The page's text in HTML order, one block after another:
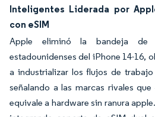
Inteligentes Liderada por
con eSIM
Apple eliminó la bandeja de
estadounidenses del iPhone 14-16,
a industrializar los flujos de
señalando a las marcas rivales
equivale a hardware sin ranura